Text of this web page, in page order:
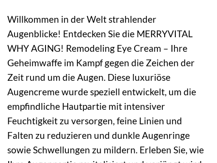
Willkommen in der Welt strahlender
Augenblicke! Entdecken Sie die MERRYVITAL
WHY AGING! Remodeling Eye Cream – Ihre
Geheimwaffe im Kampf gegen die Zeichen der
Zeit rund um die Augen. Diese luxuriöse
Augencreme wurde speziell entwickelt, um die
empfindliche Hautpartie mit intensiver
Feuchtigkeit zu versorgen, feine Linien und
Falten zu reduzieren und dunkle Augenringe
sowie Schwellungen zu mildern. Erleben Sie, wie